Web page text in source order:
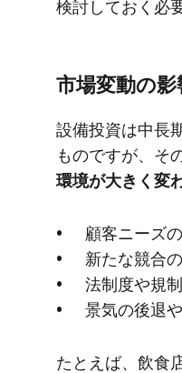
検討しておく​必
市場変動の​影
設備投資は​中長
ものですが、​そ
環境が​大きく​変
顧客ニーズ
新たな​競合
法制度や​規
景気の​後退
た​とえば、​飲食